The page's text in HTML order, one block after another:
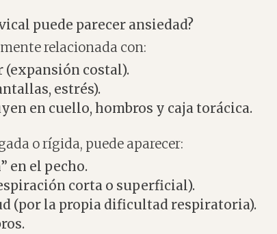
puede parecer ansiedad?
relacionada con:
costal).
estrés).
en cuello, hombros y caja torácica.
o rígida, puede aparecer:
en el pecho.
corta o superficial).
(por la propia dificultad respiratoria).